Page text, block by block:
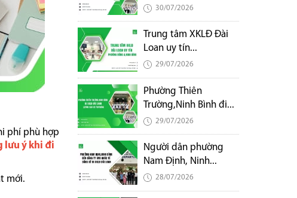
phí phù hợp
lưu ý khi đi
mới.
30/07/2026
Trung tâm XKLĐ Đài
Loan uy tín...
29/07/2026
Phường Thiên
Trường,Ninh Bình đi...
29/07/2026
Người dân phường
Nam Định, Ninh...
28/07/2026